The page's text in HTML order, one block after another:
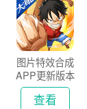
图片特效合成
APP更新版本
2026
查看